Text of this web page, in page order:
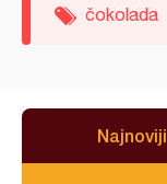
čokolada
Najnoviji